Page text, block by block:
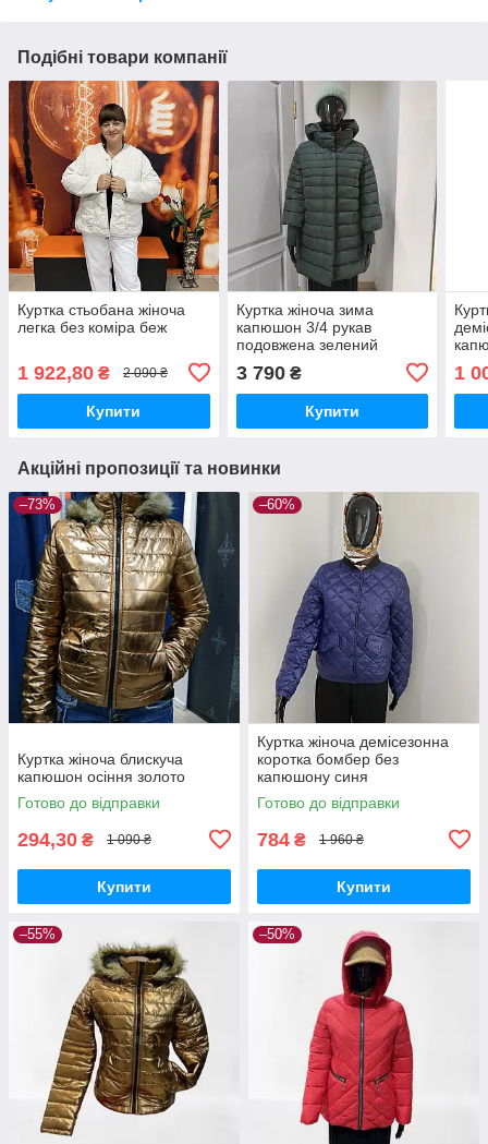
Подібні товари компанії
Куртка стьобана жіноча
легка без коміра беж
1 922,80 ₴ 2 090 ₴
Купити
Куртка жіноча зима
капюшон 3/4 рукав
подовжена зелений
3 790₴
Купити
1
Акційні пропозиції та новинки
–73%
Куртка жіноча блискуча
капюшон осіння золото
Готово до відправки
294,30 ₴ 1 090 ₴
Купити
–60%
Куртка жіноча демісезонна
коротка бомбер без
капюшону синя
Готово до відправки
784 ₴ 1 960 ₴
Купити
–55% –50%